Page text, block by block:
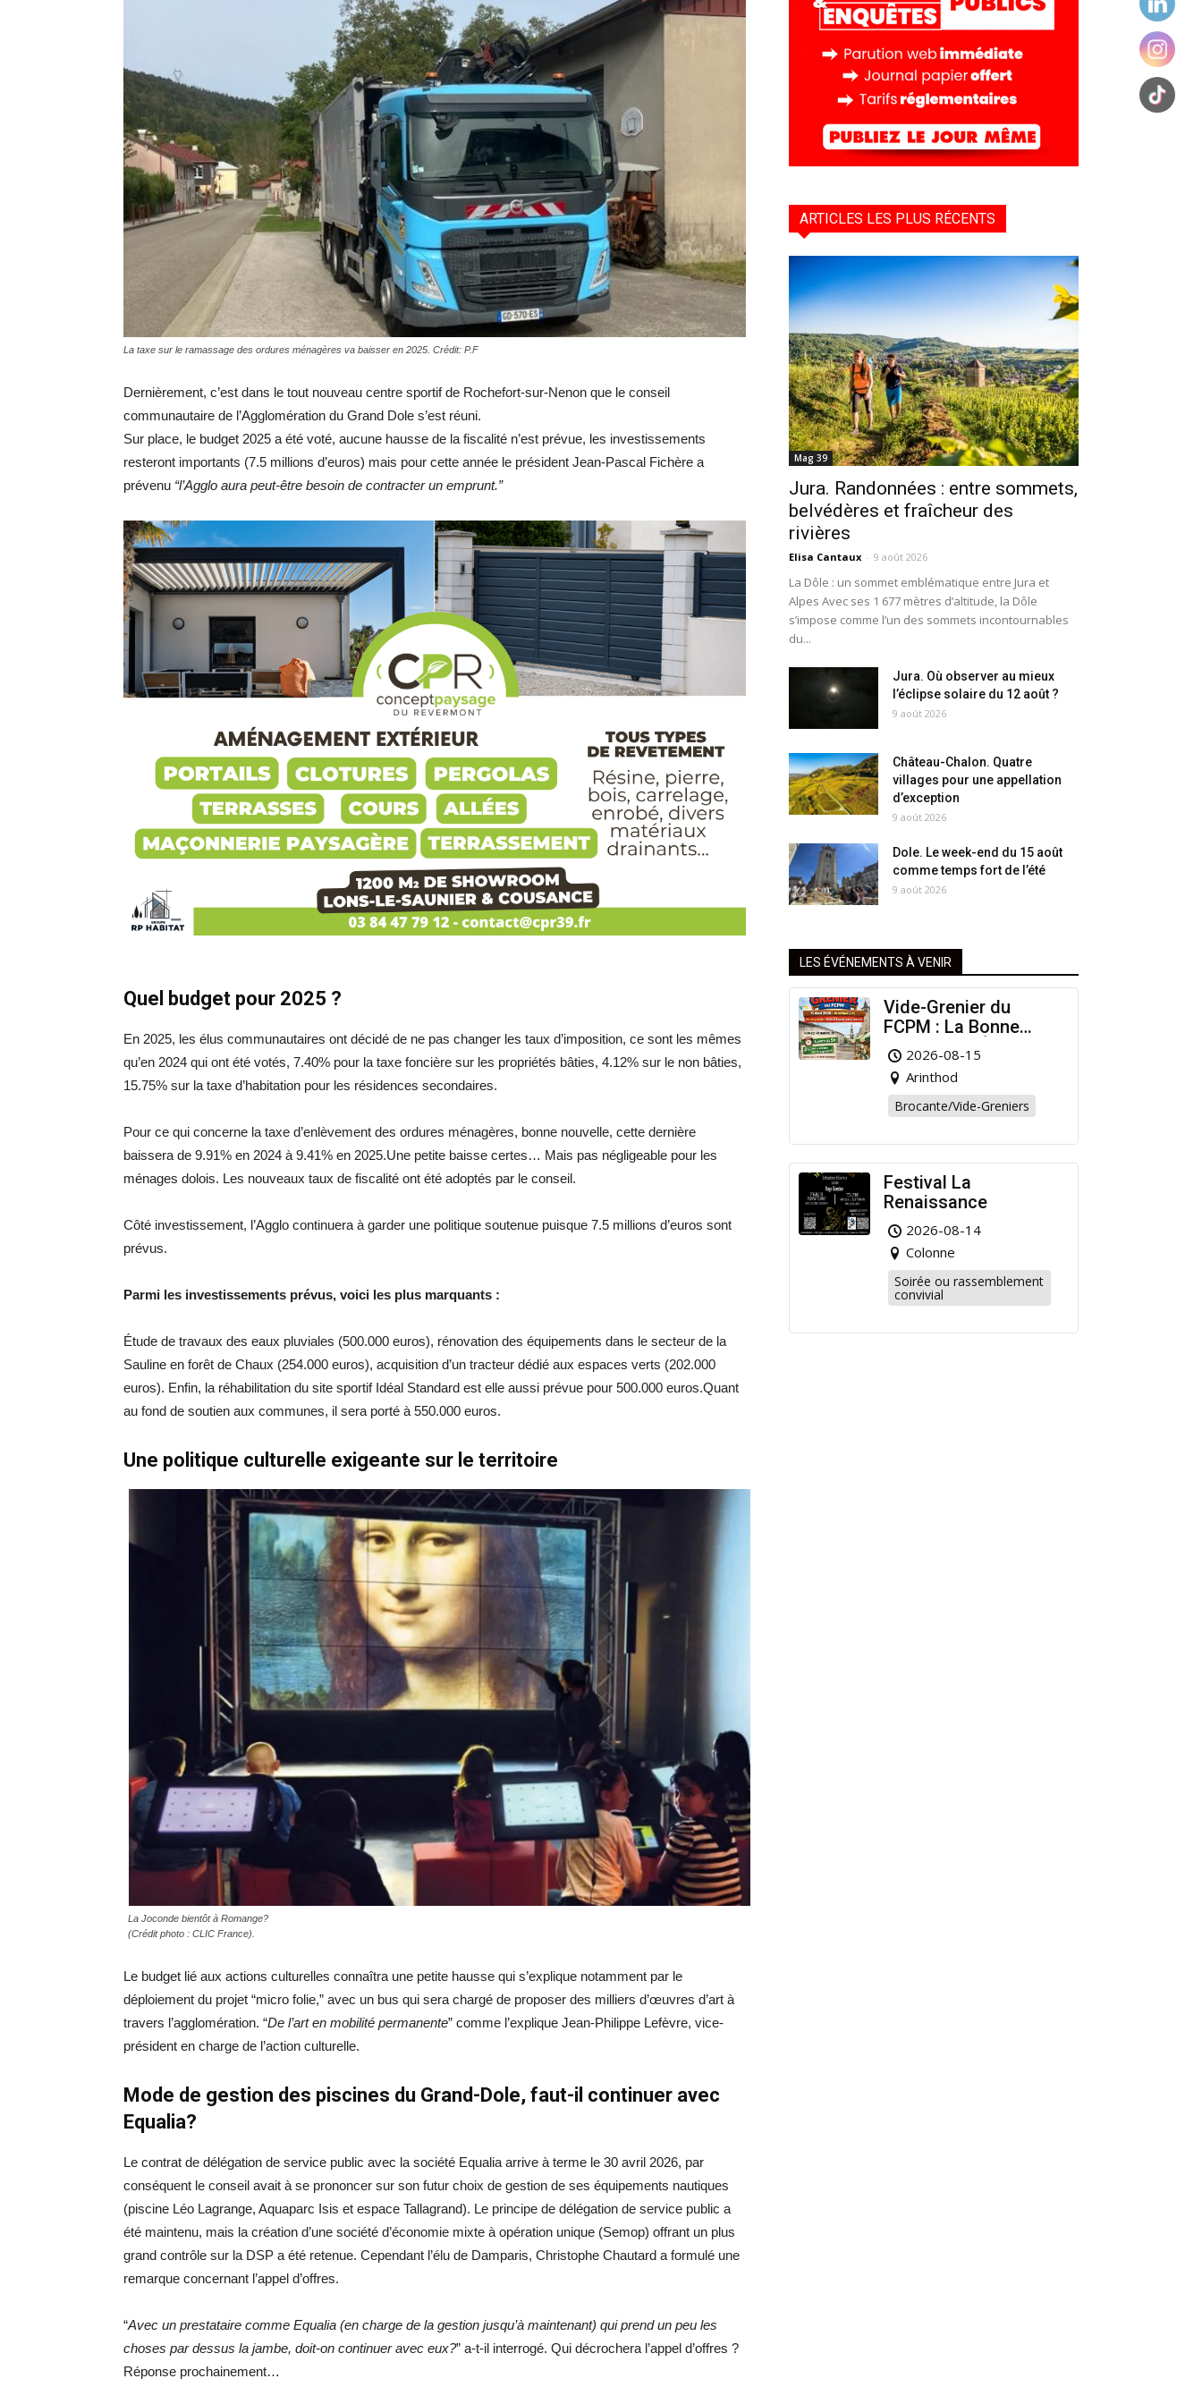
La taxe sur le ramassage des ordures ménagères va baisser en 2025. Crédit: P.F
Dernièrement, c’est dans le tout nouveau centre sportif de Rochefort-sur-Nenon que le conseil
communautaire de l’Agglomération du Grand Dole s’est réuni.
Sur place, le budget 2025 a été voté, aucune hausse de la fiscalité n’est prévue, les investissements
resteront importants (7.5 millions d’euros) mais pour cette année le président Jean-Pascal Fichère a
prévenu “l’Agglo aura peut-être besoin de contracter un emprunt.”
Quel budget pour 2025 ?
En 2025, les élus communautaires ont décidé de ne pas changer les taux d’imposition, ce sont les mêmes
qu’en 2024 qui ont été votés, 7.40% pour la taxe foncière sur les propriétés bâties, 4.12% sur le non bâties,
15.75% sur la taxe d’habitation pour les résidences secondaires.
Pour ce qui concerne la taxe d’enlèvement des ordures ménagères, bonne nouvelle, cette dernière
baissera de 9.91% en 2024 à 9.41% en 2025.Une petite baisse certes… Mais pas négligeable pour les
ménages dolois. Les nouveaux taux de fiscalité ont été adoptés par le conseil.
Côté investissement, l’Agglo continuera à garder une politique soutenue puisque 7.5 millions d’euros sont
prévus.
Parmi les investissements prévus, voici les plus marquants :
Étude de travaux des eaux pluviales (500.000 euros), rénovation des équipements dans le secteur de la
Sauline en forêt de Chaux (254.000 euros), acquisition d’un tracteur dédié aux espaces verts (202.000
euros). Enfin, la réhabilitation du site sportif Idéal Standard est elle aussi prévue pour 500.000 euros.Quant
au fond de soutien aux communes, il sera porté à 550.000 euros.
Une politique culturelle exigeante sur le territoire
La Joconde bientôt à Romange?
(Crédit photo : CLIC France).
Le budget lié aux actions culturelles connaîtra une petite hausse qui s’explique notamment par le
déploiement du projet “micro folie,” avec un bus qui sera chargé de proposer des milliers d’œuvres d’art à
travers l’agglomération. “De l’art en mobilité permanente” comme l’explique Jean-Philippe Lefèvre, vice-
président en charge de l’action culturelle.
Mode de gestion des piscines du Grand-Dole, faut-il continuer avec
Equalia?
Le contrat de délégation de service public avec la société Equalia arrive à terme le 30 avril 2026, par
conséquent le conseil avait à se prononcer sur son futur choix de gestion de ses équipements nautiques
(piscine Léo Lagrange, Aquaparc Isis et espace Tallagrand). Le principe de délégation de service public a
été maintenu, mais la création d’une société d’économie mixte à opération unique (Semop) offrant un plus
grand contrôle sur la DSP a été retenue. Cependant l’élu de Damparis, Christophe Chautard a formulé une
remarque concernant l’appel d’offres.
“Avec un prestataire comme Equalia (en charge de la gestion jusqu’à maintenant) qui prend un peu les
choses par dessus la jambe, doit-on continuer avec eux?” a-t-il interrogé. Qui décrochera l’appel d’offres ?
Réponse prochainement…
ARTICLES LES PLUS RÉCENTS
Mag 39
Jura. Randonnées : entre sommets,
belvédères et fraîcheur des
rivières
Elisa Cantaux - 9 août 2026
La Dôle : un sommet emblématique entre Jura et
Alpes Avec ses 1 677 mètres d’altitude, la Dôle
s’impose comme l’un des sommets incontournables
du...
Jura. Où observer au mieux
l’éclipse solaire du 12 août ?
9 août 2026
Château-Chalon. Quatre
villages pour une appellation
d’exception
9 août 2026
Dole. Le week-end du 15 août
comme temps fort de l’été
9 août 2026
LES ÉVÉNEMENTS À VENIR
Vide-Grenier du
FCPM : La Bonne
Affaire de l’Été à
Arinthod !
2026-08-15
Arinthod
Brocante/Vide-Greniers
Festival La
Renaissance
2026-08-14
Colonne
Soirée ou rassemblement
convivial